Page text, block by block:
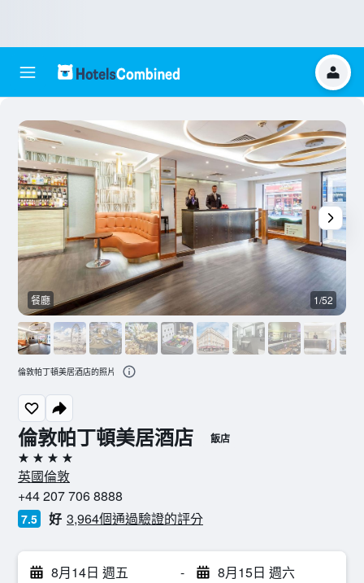
倫敦帕丁頓美居酒店 飯店
4星級
英國倫敦
+44 207 706 8888
7.5 好 3,964個通過驗證的評分
8月14日 週五 - 8月15日 週六
餐廳 1/52
倫敦帕丁頓美居酒店的照片